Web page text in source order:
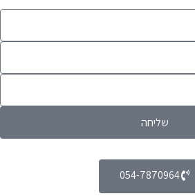
שליחה
054-7870964